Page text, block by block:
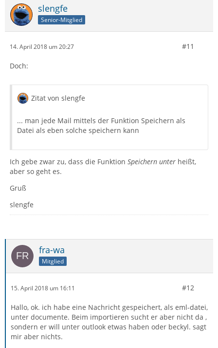
slengfe
Senior-Mitglied
14. April 2018 um 20:27 #11
Doch:
Zitat von slengfe
... man jede Mail mittels der Funktion Speichern als
Datei als eben solche speichern kann
Ich gebe zwar zu, dass die Funktion Speichern unter heißt,
aber so geht es.
Gruß
slengfe
fra-wa
Mitglied
15. April 2018 um 16:11 #12
Hallo, ok. ich habe eine Nachricht gespeichert, als eml-datei,
unter documente. Beim importieren sucht er aber nicht da ,
sondern er will unter outlook etwas haben oder beckyl. sagt
mir aber nichts.